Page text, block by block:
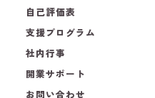
自己評価表
支援プログラム
社内行事
開業サポート
お問い合わせ